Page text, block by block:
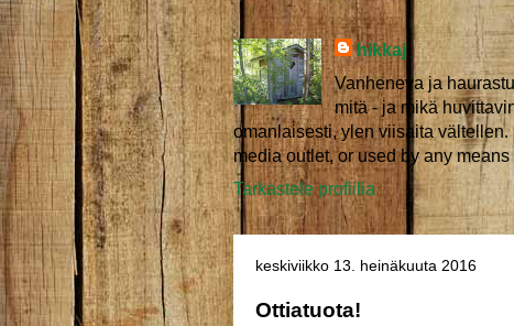
hikkaj
Vanheneva ja
mitä - ja mikä
omanlaisesti, ylen viisaita
media outlet, or used by any
Tarkastele profiilia
keskiviikko 13. heinäkuuta 2016
Ottiatuota!